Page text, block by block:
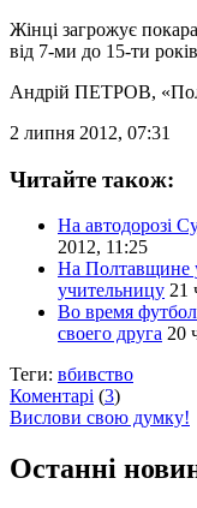
Жінці загрожує
від 7-ми до 15-ти
Андрій ПЕТРОВ,
2 липня 2012, 07:31
Читайте також:
На автодорозі
2012, 11:25
На Полтавщине
учительницу 21
Во время
своего друга 20
Теги: вбивство
Коментарі (3)
Вислови свою думку!
Останні